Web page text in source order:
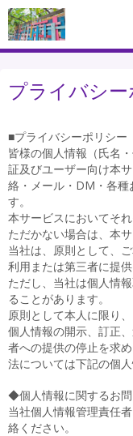
プライバシ
■プライバシーポリシー
皆様の個人情報（氏名
証及びユーザー向け本
絡・メール・DM・各種
す。
本サービスにおいてそ
ただかない場合は、本
当社は、原則として、
利用または第三者に提供
ただし、当社は個人情
ることがあります。
原則として本人に限り
個人情報の開示、訂正
者への提供の停止を求
法については下記の個
◆個人情報に関するお問
当社個人情報管理責任
絡ください。